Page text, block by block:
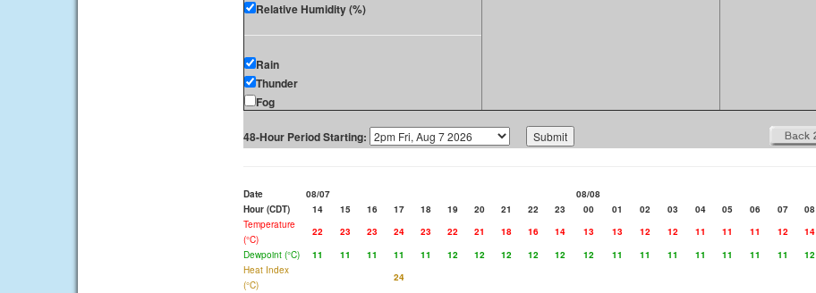
Relative Humidity (%)
Rain
Thunder
Fog
48-Hour Period Starting:
Date 08/07
08/08
Hour (CDT)
14 15 16 17 18 19 20 21 22 23 00 01 02 03 04 05 06 07 08
Temperature
(°C)
22 23 23 24 23 22 21 18 16 14 13 13 12 12 11 11 11 12 14
Dewpoint (°C)
11 11 11 11 11 12 12 12 12 12 12 11 11 11 11 11 11 11 12
Heat Index
(°C)
24